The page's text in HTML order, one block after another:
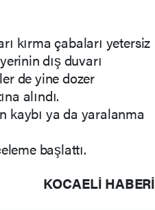
kırma çabaları yetersiz
dış duvarı
de yine dozer
alındı.
kaybı ya da yaralanma
başlattı.
KOCAELI HABERİ